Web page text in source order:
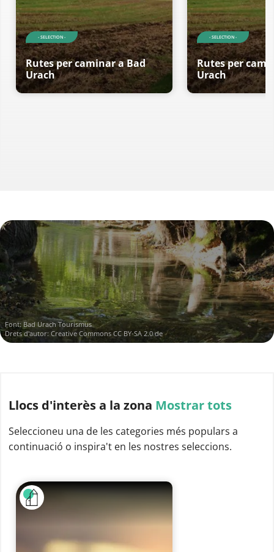
- SELECTION -
Rutes per caminar a Bad
Urach
- SELECTION -
Rutes per
Urach
Font: Bad Urach Tourismus
Drets d'autor: Creative Commons CC BY-SA 2.0 de
Llocs d'interèsa la zona Mostrar tots
Seleccioneu una de les categories més populars a
continuació o inspira't en les nostres seleccions.